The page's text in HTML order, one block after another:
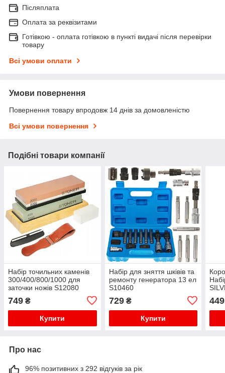
Післяплата
Оплата за реквізитами
Готівкою - оплата готівкою в пункті видачі після перевірки
товару
Всі умови оплати
Умови повернення
Повернення товару впродовж 14 днів за домовленістю
Всі умови повернення
Подібні товари компанії
Набір точильних каменів
300/400/800/1000 для
заточки ножів S12080
749 ₴
Купити
Набір для зняття шківів та
ремонту генератора 13 ел
S10460
729₴
Купити
449
Про нас
96% позитивних з 292 відгуків за рік